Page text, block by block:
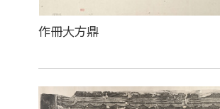
作冊大方鼎